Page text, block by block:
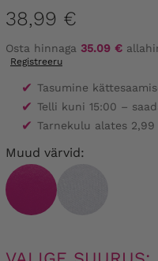
38,99 €
Osta hinnaga 35.09 €
Registreeru
✔ Tasumine
✔ Telli kuni 15:00 –
✔ Tarnekulu alates 2,99
Muud värvid: